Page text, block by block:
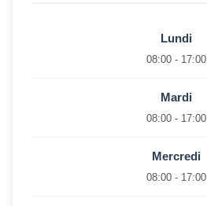
Lundi
08:00 - 17:00
Mardi
08:00 - 17:00
Mercredi
08:00 - 17:00